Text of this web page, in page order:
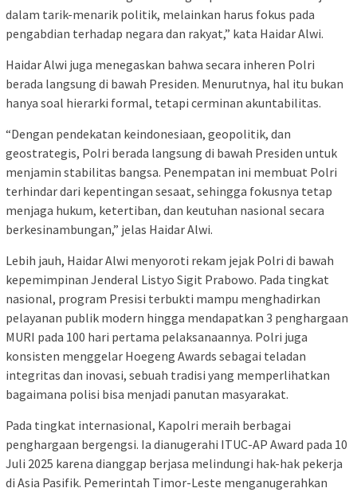
dalam tarik-menarik politik, melainkan harus fokus pada
pengabdian terhadap negara dan rakyat,” kata Haidar Alwi.
Haidar Alwi juga menegaskan bahwa secara inheren Polri
berada langsung di bawah Presiden. Menurutnya, hal itu bukan
hanya soal hierarki formal, tetapi cerminan akuntabilitas.
“Dengan pendekatan keindonesiaan, geopolitik, dan
geostrategis, Polri berada langsung di bawah Presiden untuk
menjamin stabilitas bangsa. Penempatan ini membuat Polri
terhindar dari kepentingan sesaat, sehingga fokusnya tetap
menjaga hukum, ketertiban, dan keutuhan nasional secara
berkesinambungan,” jelas Haidar Alwi.
Lebih jauh, Haidar Alwi menyoroti rekam jejak Polri di bawah
kepemimpinan Jenderal Listyo Sigit Prabowo. Pada tingkat
nasional, program Presisi terbukti mampu menghadirkan
pelayanan publik modern hingga mendapatkan 3 penghargaan
MURI pada 100 hari pertama pelaksanaannya. Polri juga
konsisten menggelar Hoegeng Awards sebagai teladan
integritas dan inovasi, sebuah tradisi yang memperlihatkan
bagaimana polisi bisa menjadi panutan masyarakat.
Pada tingkat internasional, Kapolri meraih berbagai
penghargaan bergengsi. Ia dianugerahi ITUC-AP Award pada 10
Juli 2025 karena dianggap berjasa melindungi hak-hak pekerja
di Asia Pasifik. Pemerintah Timor-Leste menganugerahkan